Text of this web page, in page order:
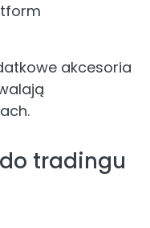
akcesoria
tradingu